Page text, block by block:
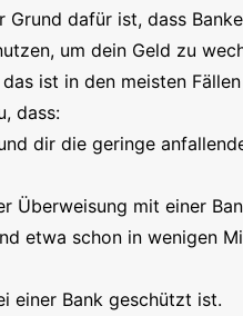
dafür ist, dass
um dein Geld zu
ist in den meisten
dass:
dir die geringe
Überweisung mit einer
etwa schon in wenigen
einer Bank geschützt ist.